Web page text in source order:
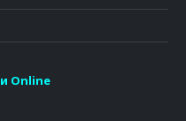
Online